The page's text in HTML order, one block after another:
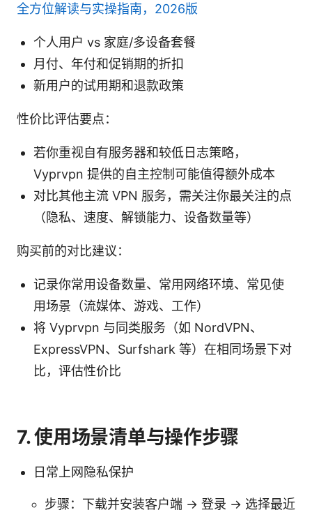
全方位解读与实操指南，2026版
个人用户 vs 家庭/多设备套餐
月付、年付和促销期的折扣
新用户的试用期和退款政策
性价比评估要点：
若你重视自有服务器和较低日志策略，
Vyprvpn 提供的自主控制可能值得额外成本
对比其他主流 VPN 服务，需关注你最关注的点
（隐私、速度、解锁能力、设备数量等）
购买前的对比建议：
记录你常用设备数量、常用网络环境、常见使
用场景（流媒体、游戏、工作）
将 Vyprvpn 与同类服务（如 NordVPN、
ExpressVPN、Surfshark 等）在相同场景下对
比，评估性价比
7. 使用场景清单与操作步骤
日常上网隐私保护
步骤：下载并安装客户端 → 登录 → 选择最近